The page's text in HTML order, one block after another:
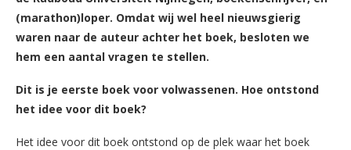
(marathon)loper. Omdat wij wel heel nieuwsgierig
waren naar de auteur achter het boek, besloten we
hem een aantal vragen te stellen.
Dit is je eerste boek voor volwassenen. Hoe ontstond
het idee voor dit boek?
Het idee voor dit boek ontstond op de plek waar het boek